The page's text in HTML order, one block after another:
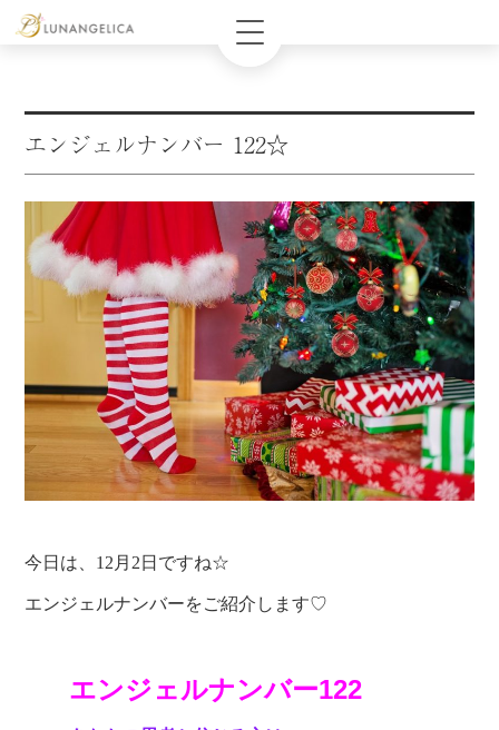
エンジェルナンバー 122☆
今日は、12月2日ですね☆
エンジェルナンバーをご紹介します♡
エンジェルナンバー122